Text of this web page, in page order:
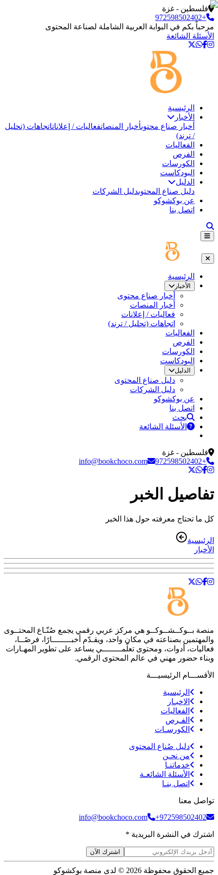
فلسطين - غزة
+972598502402
مرحباً بكم في البوابة العربية الشاملة لصناعة المحتوى
الأسئلة الشائعة
الرئيسية
الأخبار
أخبار صناع محتوىأخبار المنصاتفعاليات / إعلاناتاتجاهات (تحليل
/ ترند)
الفعاليات
الفرص
الكورسات
البودكاست
الدليل
دليل صناع المحتوىدليل الشركات
عن بوكشوكو
اتصل بنا
الرئيسية
الأخبار
أخبار صناع محتوى
أخبار المنصات
فعاليات / إعلانات
اتجاهات (تحليل / ترند)
الفعاليات
الفرص
الكورسات
البودكاست
الدليل
دليل صناع المحتوى
دليل الشركات
عن بوكشوكو
اتصل بنا
بحث
الأسئلة الشائعة
فلسطين - غزة
+972598502402
info@bookchoco.com
تفاصيل الخبر
كل ما تحتاج معرفته حول هذا الخبر
الرئيسية
الأخبار
منصة بــوكــشــوكــو هي مركز عربي رقمي يجمع صُنّـاع المحتــوى
والمهتمين بصناعته في مكان واحد، ويقـدّم أخبــــــــارًا، فرصًــا،
فعاليات، أدوات، ومحتوى تعلّمــــــــي يساعد على تطوير المهـارات
وبناء حضور مهني في عالم المحتوى الرقمي.
الأقســـام الرئيسيـــة
الرئيسية
الاخبـار
الفعاليات
الفـرص
الكورسـات
دليل صُناع المحتوى
من نحـن
خدماتنـا
الأسئلة الشائعـة
اتصل بنـا
تواصل معنا
info@bookchoco.com
+972598502402
اشترك في النشرة البريدية *
اشترك الآن
جميع الحقوق محفوظة 2026 © لدى منصة بوكشوكو